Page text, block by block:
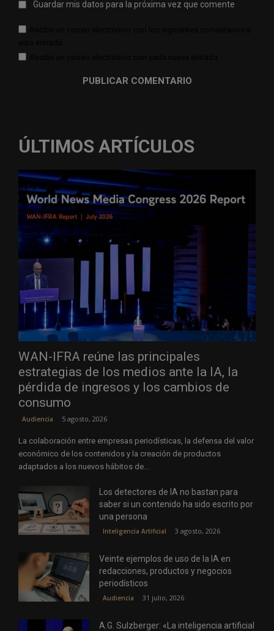
Guardar mis datos para la próxima vez que comente
ÚLTIMOS ARTÍCULOS
WAN-IFRA reúne las principales
estrategias de los medios ante la IA, la
pérdida de ingresos y los cambios de
consumo
Audiencia 5 agosto, 2026
La colaboración entre empresas periodísticas, la defensa del valor
económico de los contenidos y la creación de productos
adaptados a los nuevos hábitos de...
Los detectores de IA no bastan para
saber si un contenido ha sido escrito por
una persona
Inteligencia Artificial 3 agosto, 2026
Veinte ejemplos de uso de la IA en
redacciones, productos y negocios
periodísticos
Audiencia 31 julio, 2026
A.G. Sulzberger: «La inteligencia artificial